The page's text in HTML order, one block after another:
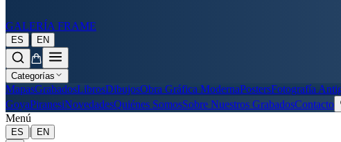
GALERÍA FRAME
ES | EN
Categorías
MapasGrabadosLibrosDibujosObra Gráfica ModernaPostersFotografía
GoyaPiranesiNovedadesQuiénes SomosSobre Nuestros GrabadosContacto
Menú
ES |
EN